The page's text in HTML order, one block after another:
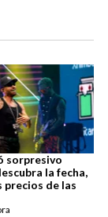
sorpresivo
la fecha,
precios de las